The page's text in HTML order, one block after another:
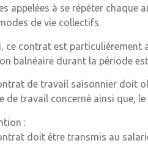
appelées à se répéter chaque
de vie collectifs.
ce contrat est particulièrement
balnéaire durant la période
de travail saisonnier doit
de travail concerné ainsi que,
:
doit être transmis au